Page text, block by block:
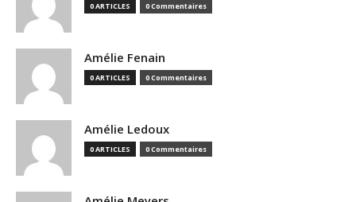
0 ARTICLES 0 Commentaires
Amélie Fenain
0 ARTICLES 0 Commentaires
Amélie Ledoux
0 ARTICLES 0 Commentaires